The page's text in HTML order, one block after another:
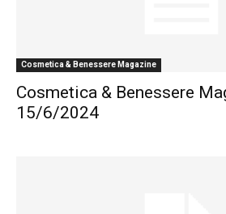
Cosmetica & Benessere Magazine
Cosmetica & Benessere
15/6/2024